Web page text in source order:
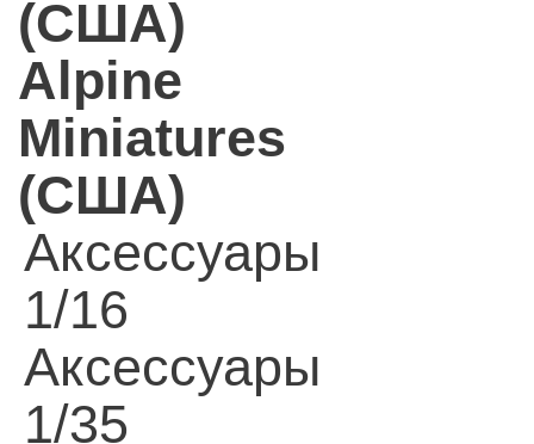
(США)
Alpine
Miniatures
(США)
Аксессуары
1/16
Аксессуары
1/35